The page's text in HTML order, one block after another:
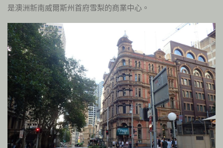
是澳洲新南威爾斯州首府雪梨的商業中心。